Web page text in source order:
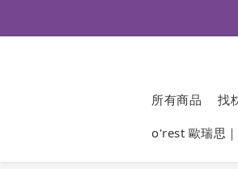
所有商品 找
o'rest 歐瑞思